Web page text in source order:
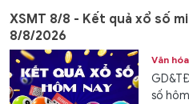
XSMT 8/8 - Kết quả xổ số
8/8/2026
Văn hóa
số